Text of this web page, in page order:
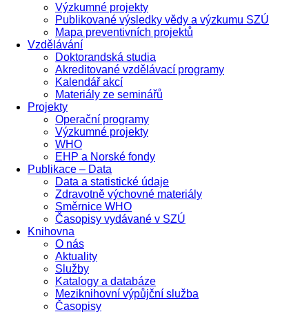
Výzkumné projekty
Publikované výsledky vědy a výzkumu SZÚ
Mapa preventivních projektů
Vzdělávání
Doktorandská studia
Akreditované vzdělávací programy
Kalendář akcí
Materiály ze seminářů
Projekty
Operační programy
Výzkumné projekty
WHO
EHP a Norské fondy
Publikace – Data
Data a statistické údaje
Zdravotně výchovné materiály
Směrnice WHO
Časopisy vydávané v SZÚ
Knihovna
O nás
Aktuality
Služby
Katalogy a databáze
Meziknihovní výpůjční služba
Časopisy